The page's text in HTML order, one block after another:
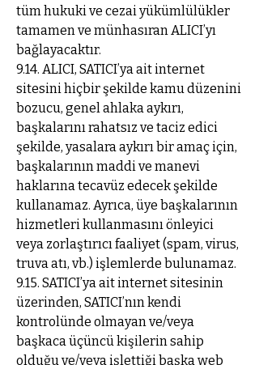
tüm hukuki ve cezai yükümlülükler
tamamen ve münhasıran ALICI’yı
bağlayacaktır.
9.14. ALICI, SATICI’ya ait internet
sitesini hiçbir şekilde kamu düzenini
bozucu, genel ahlaka aykırı,
başkalarını rahatsız ve taciz edici
şekilde, yasalara aykırı bir amaç için,
başkalarının maddi ve manevi
haklarına tecavüz edecek şekilde
kullanamaz. Ayrıca, üye başkalarının
hizmetleri kullanmasını önleyici
veya zorlaştırıcı faaliyet (spam, virus,
truva atı, vb.) işlemlerde bulunamaz.
9.15. SATICI’ya ait internet sitesinin
üzerinden, SATICI’nın kendi
kontrolünde olmayan ve/veya
başkaca üçüncü kişilerin sahip
olduğu ve/veya işlettiği başka web